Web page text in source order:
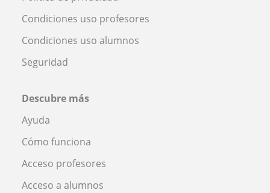
Condiciones uso profesores
Condiciones uso alumnos
Seguridad
Descubre más
Ayuda
Cómo funciona
Acceso profesores
Acceso a alumnos